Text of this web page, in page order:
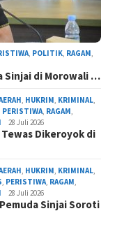
9 Mei 2026
Pecah Rekor!
Peserta Jalan
Hardiknas 2026
Solidnya Insan
Sinjai
, POLITIK, RAGAM,
Sinjai di Morowali …
, HUKRIM, KRIMINAL,
PERISTIWA, RAGAM,
28 Juli 2026
Tewas Dikeroyok di
, HUKRIM, KRIMINAL,
, PERISTIWA, RAGAM,
28 Juli 2026
Sinjai Soroti